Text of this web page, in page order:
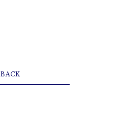
BACK